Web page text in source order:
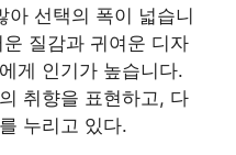
아 선택의 폭이 넓습니
질감과 귀여운 디자
게 인기가 높습니다.
취향을 표현하고, 다
누리고 있다.